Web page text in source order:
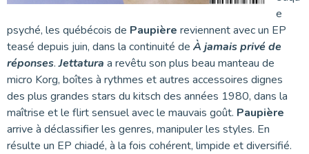
e
psyché, les québécois de Paupière reviennent avec un EP
teasé depuis juin, dans la continuité de À jamais privé de
réponses.Jettatura a revêtu son plus beau manteau de
micro Korg, boîtes à rythmes et autres accessoires dignes
des plus grandes stars du kitsch des années 1980, dans la
maîtrise et le flirt sensuel avec le mauvais goût. Paupière
arrive à déclassifier les genres, manipuler les styles. En
résulte un EP chiadé, à la fois cohérent, limpide et diversifié.